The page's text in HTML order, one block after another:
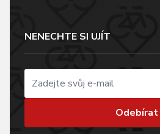
NENECHTE SI UJÍT
Odebírat